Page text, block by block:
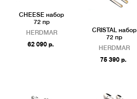
CHEESE набор
72 пр
HERDMAR
62 090 р.
CRISTAL набор
72 пр
HERDMAR
75 390 р.